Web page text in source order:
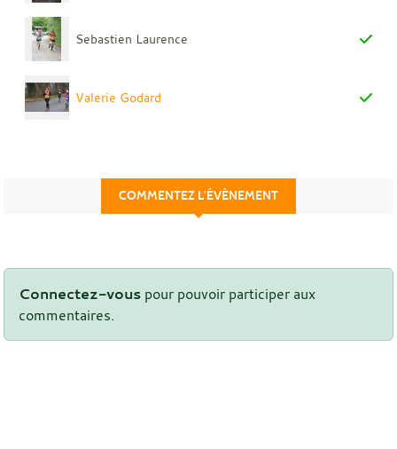
Sebastien Laurence
Valerie Godard
COMMENTEZ L’ÉVÈNEMENT
Connectez-vous pour pouvoir participer aux
commentaires.